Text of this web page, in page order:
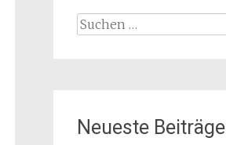
Suchen
Neueste Beiträge